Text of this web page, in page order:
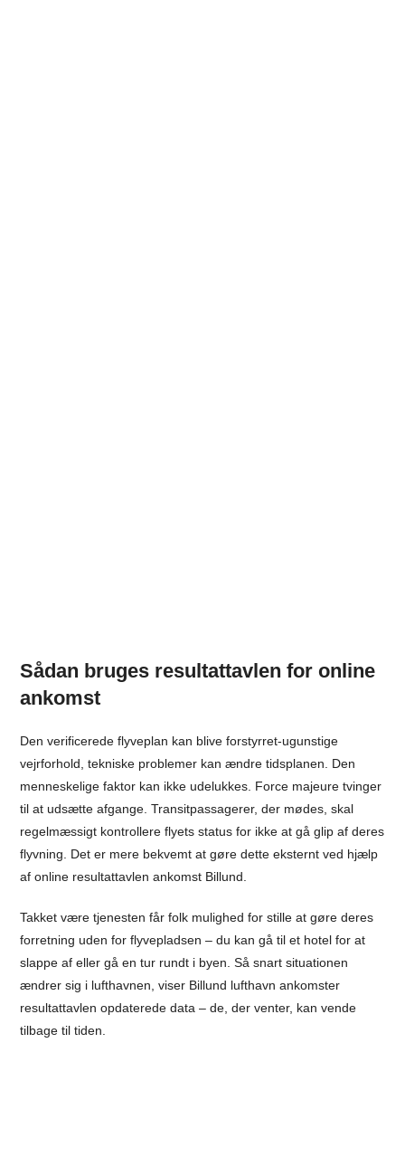
Sådan bruges resultattavlen for online
ankomst
Den verificerede flyveplan kan blive forstyrret-ugunstige
vejrforhold, tekniske problemer kan ændre tidsplanen. Den
menneskelige faktor kan ikke udelukkes. Force majeure tvinger
til at udsætte afgange. Transitpassagerer, der mødes, skal
regelmæssigt kontrollere flyets status for ikke at gå glip af deres
flyvning. Det er mere bekvemt at gøre dette eksternt ved hjælp
af online resultattavlen ankomst Billund.
Takket være tjenesten får folk mulighed for stille at gøre deres
forretning uden for flyvepladsen – du kan gå til et hotel for at
slappe af eller gå en tur rundt i byen. Så snart situationen
ændrer sig i lufthavnen, viser Billund lufthavn ankomster
resultattavlen opdaterede data – de, der venter, kan vende
tilbage til tiden.